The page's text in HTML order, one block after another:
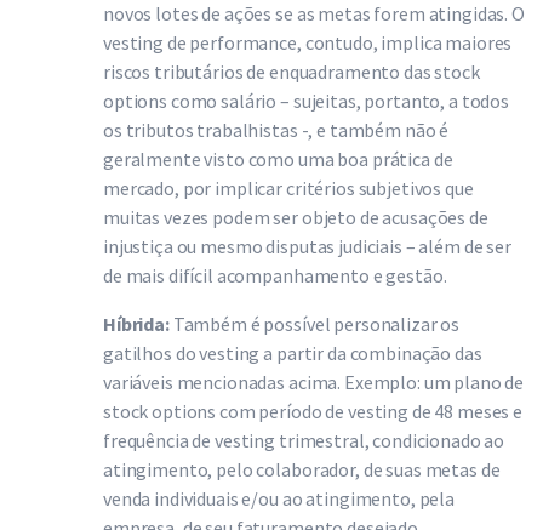
novos lotes de ações se as metas forem atingidas. O
vesting de performance, contudo, implica maiores
riscos tributários de enquadramento das stock
options como salário – sujeitas, portanto, a todos
os tributos trabalhistas -, e também não é
geralmente visto como uma boa prática de
mercado, por implicar critérios subjetivos que
muitas vezes podem ser objeto de acusações de
injustiça ou mesmo disputas judiciais – além de ser
de mais difícil acompanhamento e gestão.
Híbrida: Também é possível personalizar os
gatilhos do vesting a partir da combinação das
variáveis mencionadas acima. Exemplo: um plano de
stock options com período de vesting de 48 meses e
frequência de vesting trimestral, condicionado ao
atingimento, pelo colaborador, de suas metas de
venda individuais e/ou ao atingimento, pela